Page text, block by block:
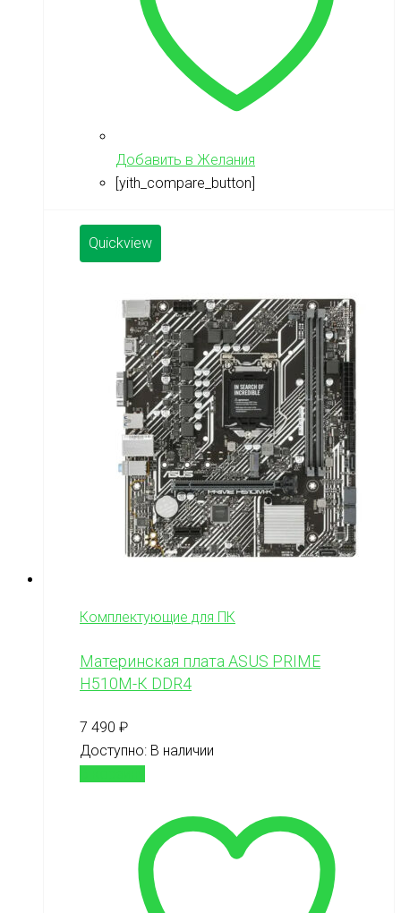
Добавить в Желания
[yith_compare_button]
Quickview
Комплектующие для ПК
Материнская плата ASUS PRIME
H510M-К DDR4
7 490 ₽
Доступно: В наличии